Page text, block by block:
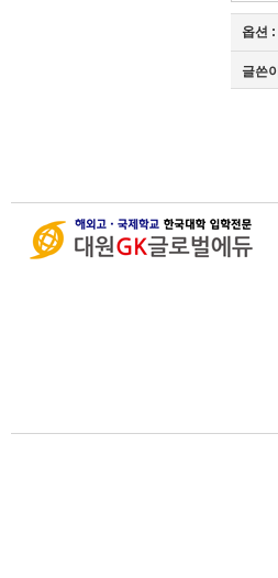
옵션 :
글쓴이